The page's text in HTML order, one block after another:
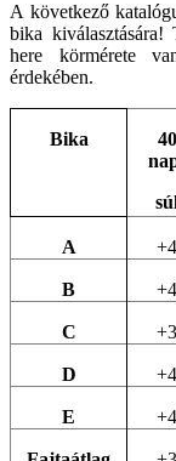
A következő
bika kiválasztására!
here körmérete
érdekében.
Bika
A
B
C
D
E